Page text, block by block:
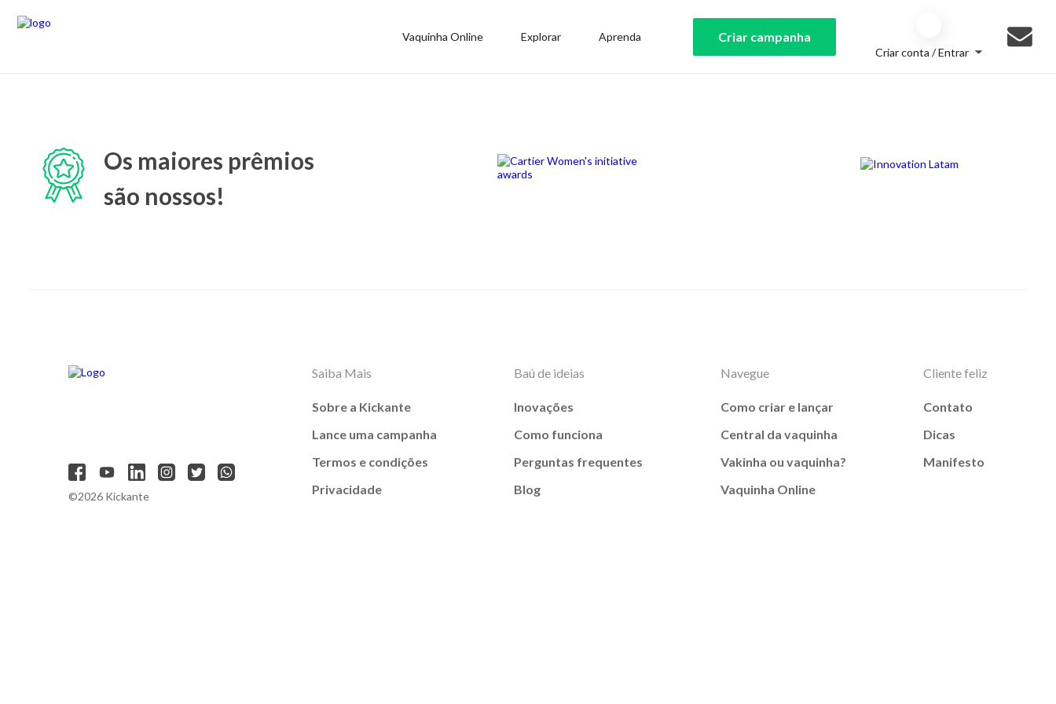
Vaquinha Online Explorar Aprenda Criar campanha
Criar conta / Entrar
Os maiores prêmios
são nossos!
©2026 Kickante
Saiba Mais
Sobre a Kickante
Lance uma campanha
Termos e condições
Privacidade
Baú de ideias
Inovações
Como funciona
Perguntas frequentes
Blog
Navegue
Como criar e lançar
Central da vaquinha
Vakinha ou vaquinha?
Vaquinha Online
Cliente feliz
Contato
Dicas
Manifesto